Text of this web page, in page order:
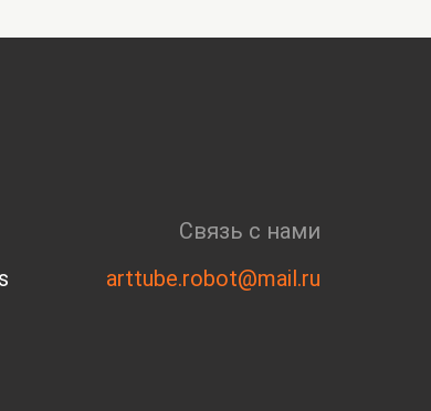
Связь с нами
arttube.robot@mail.ru